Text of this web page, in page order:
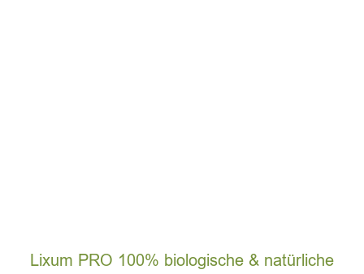
Lixum PRO 100% biologische & natürliche